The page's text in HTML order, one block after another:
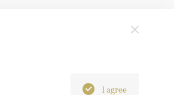
I agree